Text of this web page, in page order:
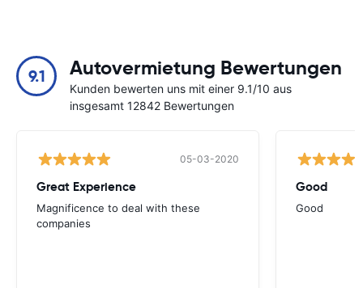
9.1 Autovermietung Bewertungen
Kunden bewerten uns mit einer 9.1/10 aus
insgesamt 12842 Bewertungen
05-03-2020
Great Experience
Magnificence to deal with these
companies
Good
Good